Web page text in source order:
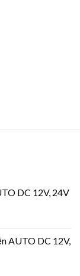
DC 12V, 24V
AUTO DC 12V,